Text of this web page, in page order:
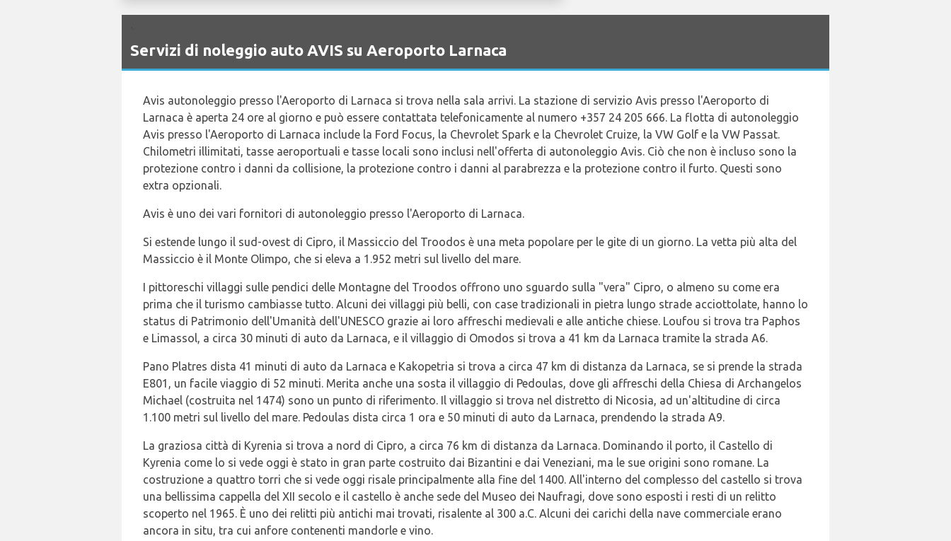
Servizi di noleggio auto AVIS su Aeroporto Larnaca
Avis autonoleggio presso l'Aeroporto di Larnaca si trova nella sala arrivi. La stazione di servizio Avis presso l'Aeroporto di
Larnaca è aperta 24 ore al giorno e può essere contattata telefonicamente al numero +357 24 205 666. La flotta di autonoleggio
Avis presso l'Aeroporto di Larnaca include la Ford Focus, la Chevrolet Spark e la Chevrolet Cruize, la VW Golf e la VW Passat.
Chilometri illimitati, tasse aeroportuali e tasse locali sono inclusi nell'offerta di autonoleggio Avis. Ciò che non è incluso sono la
protezione contro i danni da collisione, la protezione contro i danni al parabrezza e la protezione contro il furto. Questi sono
extra opzionali.
Avis è uno dei vari fornitori di autonoleggio presso l'Aeroporto di Larnaca.
Si estende lungo il sud-ovest di Cipro, il Massiccio del Troodos è una meta popolare per le gite di un giorno. La vetta più alta del
Massiccio è il Monte Olimpo, che si eleva a 1.952 metri sul livello del mare.
I pittoreschi villaggi sulle pendici delle Montagne del Troodos offrono uno sguardo sulla "vera" Cipro, o almeno su come era
prima che il turismo cambiasse tutto. Alcuni dei villaggi più belli, con case tradizionali in pietra lungo strade acciottolate, hanno lo
status di Patrimonio dell'Umanità dell'UNESCO grazie ai loro affreschi medievali e alle antiche chiese. Loufou si trova tra Paphos
e Limassol, a circa 30 minuti di auto da Larnaca, e il villaggio di Omodos si trova a 41 km da Larnaca tramite la strada A6.
Pano Platres dista 41 minuti di auto da Larnaca e Kakopetria si trova a circa 47 km di distanza da Larnaca, se si prende la strada
E801, un facile viaggio di 52 minuti. Merita anche una sosta il villaggio di Pedoulas, dove gli affreschi della Chiesa di Archangelos
Michael (costruita nel 1474) sono un punto di riferimento. Il villaggio si trova nel distretto di Nicosia, ad un'altitudine di circa
1.100 metri sul livello del mare. Pedoulas dista circa 1 ora e 50 minuti di auto da Larnaca, prendendo la strada A9.
La graziosa città di Kyrenia si trova a nord di Cipro, a circa 76 km di distanza da Larnaca. Dominando il porto, il Castello di
Kyrenia come lo si vede oggi è stato in gran parte costruito dai Bizantini e dai Veneziani, ma le sue origini sono romane. La
costruzione a quattro torri che si vede oggi risale principalmente alla fine del 1400. All'interno del complesso del castello si trova
una bellissima cappella del XII secolo e il castello è anche sede del Museo dei Naufragi, dove sono esposti i resti di un relitto
scoperto nel 1965. È uno dei relitti più antichi mai trovati, risalente al 300 a.C. Alcuni dei carichi della nave commerciale erano
ancora in situ, tra cui anfore contenenti mandorle e vino.